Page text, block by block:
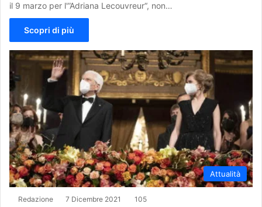
il 9 marzo per l'”Adriana Lecouvreur“, non…
Scopri di più
Attualità
Redazione 7 Dicembre 2021 105